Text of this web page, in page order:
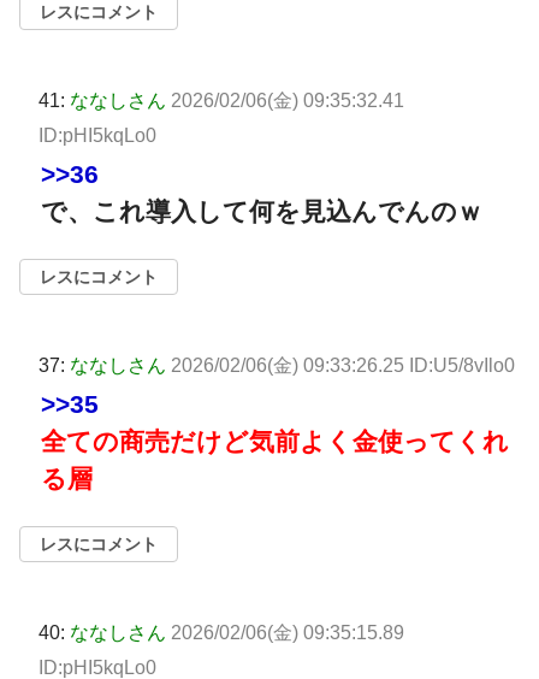
レスにコメント
41: ななしさん 2026/02/06(金) 09:35:32.41
ID:pHI5kqLo0
>>36
で、これ導入して何を見込んでんのｗ
レスにコメント
37: ななしさん 2026/02/06(金) 09:33:26.25 ID:U5/8vIlo0
>>35
全ての商売だけど気前よく金使ってくれ
る層
レスにコメント
40: ななしさん 2026/02/06(金) 09:35:15.89
ID:pHI5kqLo0